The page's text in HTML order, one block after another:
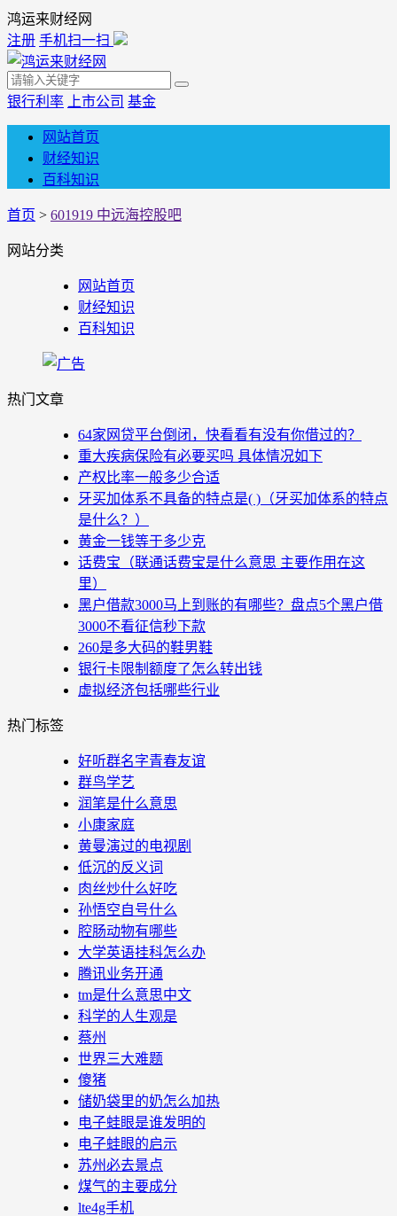
鸿运来财经网
注册 手机扫一扫
银行利率 上市公司 基金
网站首页
财经知识
百科知识
首页 > 601919 中远海控股吧
网站分类
网站首页
财经知识
百科知识
热门文章
64家网贷平台倒闭，快看看有没有你借过的？
重大疾病保险有必要买吗 具体情况如下
产权比率一般多少合适
牙买加体系不具备的特点是( )（牙买加体系的特点
是什么？）
黄金一钱等于多少克
话费宝（联通话费宝是什么意思 主要作用在这
里）
黑户借款3000马上到账的有哪些？盘点5个黑户借
3000不看征信秒下款
260是多大码的鞋男鞋
银行卡限制额度了怎么转出钱
虚拟经济包括哪些行业
热门标签
好听群名字青春友谊
群鸟学艺
润笔是什么意思
小康家庭
黄曼演过的电视剧
低沉的反义词
肉丝炒什么好吃
孙悟空自号什么
腔肠动物有哪些
大学英语挂科怎么办
腾讯业务开通
tm是什么意思中文
科学的人生观是
蔡州
世界三大难题
傻猪
储奶袋里的奶怎么加热
电子蛙眼是谁发明的
电子蛙眼的启示
苏州必去景点
煤气的主要成分
lte4g手机